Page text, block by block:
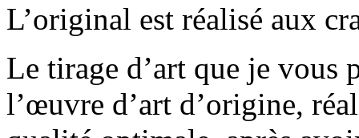
L’original est réalisé aux
Le tirage d’art que je vous
l’œuvre d’art d’origine,